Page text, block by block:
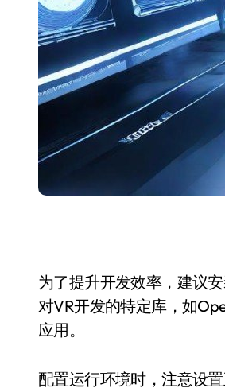
为了提升开发效率，建议
对VR开发的特定库，如
应用。
配置运行环境时，注意设